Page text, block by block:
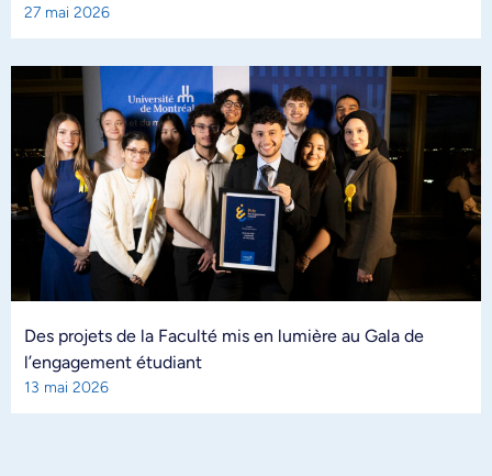
27 mai 2026
Des projets de la Faculté mis en lumière au Gala de
l’engagement étudiant
13 mai 2026